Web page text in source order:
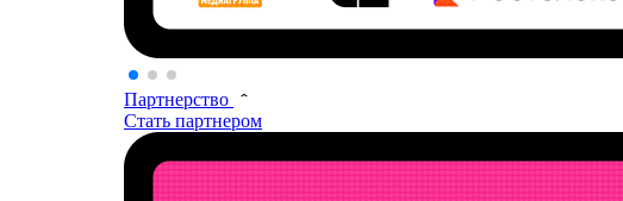
Партнерство
Стать партнером